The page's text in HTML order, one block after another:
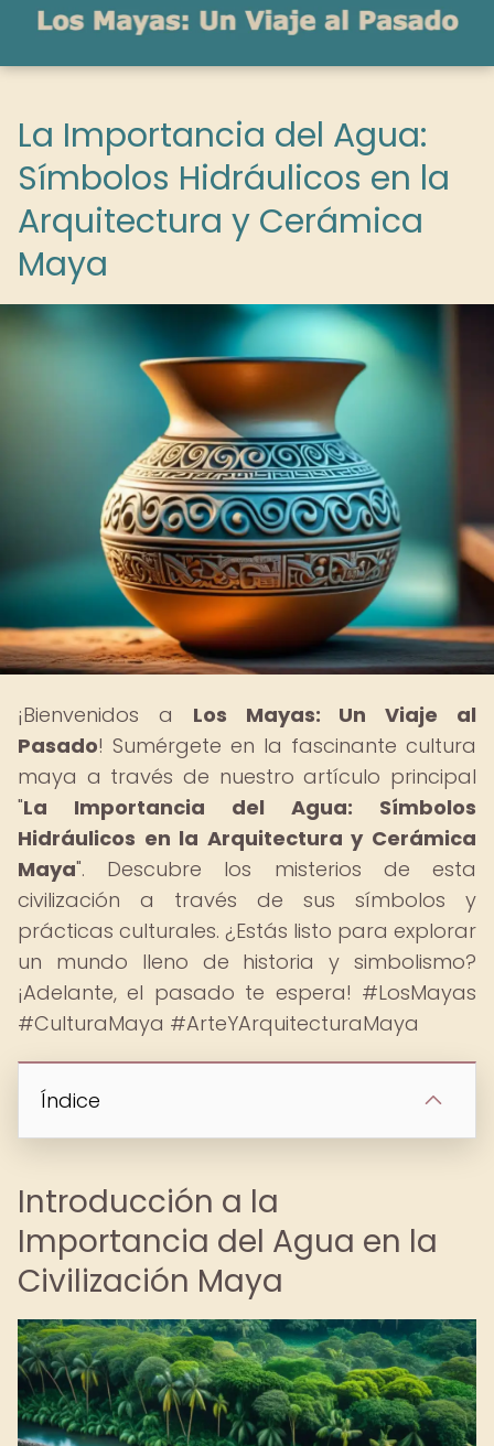
La Importancia del Agua:
Símbolos Hidráulicos en la
Arquitectura y Cerámica
Maya
¡Bienvenidos a Los Mayas: Un Viaje al
Pasado! Sumérgete en la fascinante cultura
maya a través de nuestro artículo principal
"La Importancia del Agua: Símbolos
Hidráulicos en la Arquitectura y Cerámica
Maya". Descubre los misterios de esta
civilización a través de sus símbolos y
prácticas culturales. ¿Estás listo para explorar
un mundo lleno de historia y simbolismo?
¡Adelante, el pasado te espera! #LosMayas
#CulturaMaya #ArteYArquitecturaMaya
Índice
Introducción a la
Importancia del Agua en la
Civilización Maya